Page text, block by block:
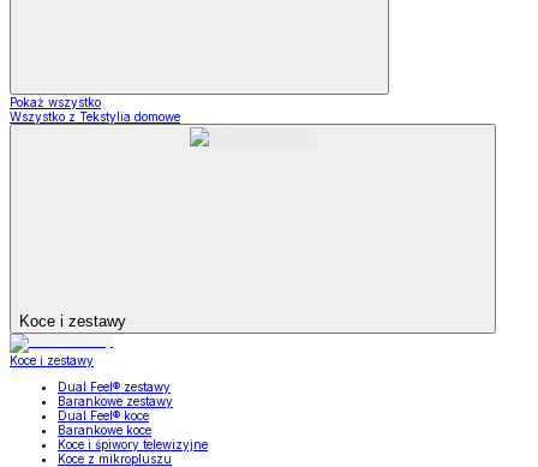
Pokaż wszystko
Wszystko z Tekstylia domowe
Koce i zestawy
Koce i zestawy
Dual Feel® zestawy
Barankowe zestawy
Dual Feel® koce
Barankowe koce
Koce i śpiwory telewizyjne
Koce z mikropluszu